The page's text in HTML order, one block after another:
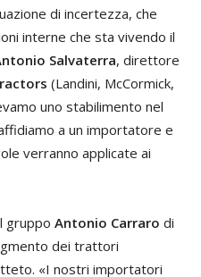
di incertezza, che
interne che sta vivendo il
Salvaterra, direttore
(Landini, McCormick,
uno stabilimento nel
a un importatore e
verranno applicate ai
gruppo Antonio Carraro di
dei trattori
«I nostri importatori